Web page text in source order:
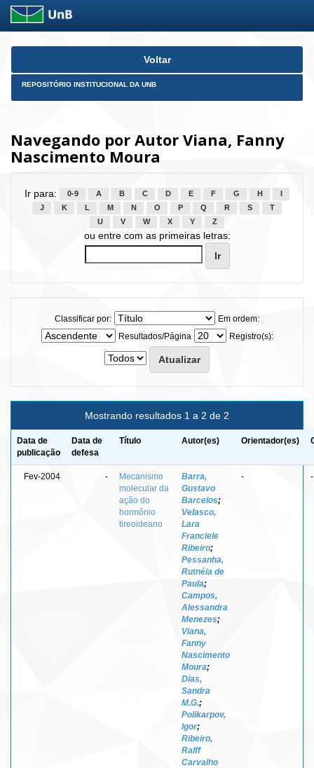
Skip
Voltar
REPOSITÓRIO INSTITUCIONAL DA UNB
Navegando por Autor Viana, Fanny
Nascimento Moura
Ir para: 0-9 A B C D E F G H
J
K L M N O P Q R S
T
U
V W X Y Z
ou entre com as primeiras letras:
Classificar por:
Em ordem:
Resultados/Página
Registro(s):
Mostrando resultados 1 a 2 de 2
Data de
publicação
Data de
defesa
Título Autor(es) Orientador(es)
Fev-2004 -
Mecanismo
molecular da
ação do
hormônio
tireoideano
Barra,
Gustavo
Barcelos;
Velasco,
Lara
Franciele
Ribeiro;
Pessanha,
Rutnéia de
Paula;
Campos,
Alessandra
Menezes;
Viana,
Fanny
Nascimento
Moura;
Dias,
Sandra
M.G.;
Polikarpov,
Igor;
Ribeiro,
Ralff
Carvalho
- -